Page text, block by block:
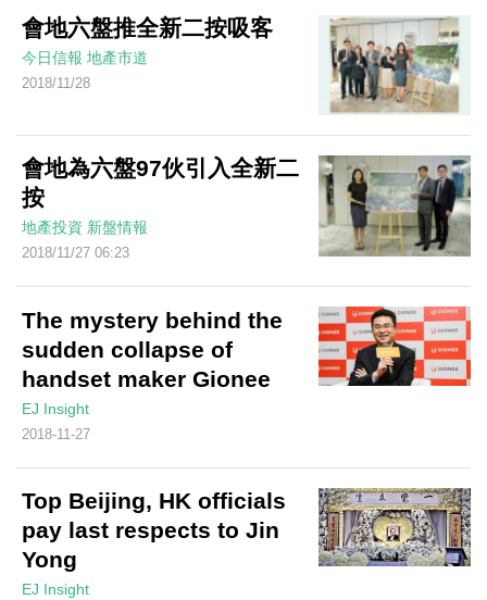
會地六盤推全新二按吸客
今日信報 地產市道
2018/11/28
會地為六盤97伙引入全新二
按
地產投資 新盤情報
2018/11/27 06:23
The mystery behind the
sudden collapse of
handset maker Gionee
EJ Insight
2018-11-27
Top Beijing, HK officials
pay last respects to Jin
Yong
EJ Insight